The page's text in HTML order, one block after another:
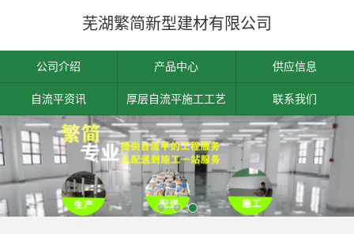
芜湖繁简新型建材有限公司
公司介绍 产品中心 供应信息
自流平资讯 厚层自流平施工工艺 联系我们